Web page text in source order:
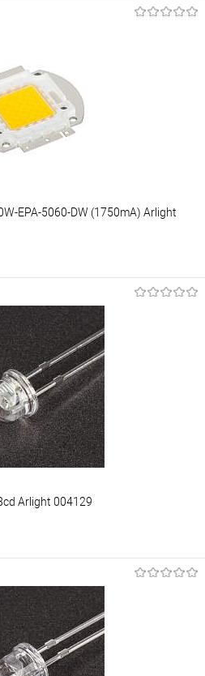
менеджера
EPA-5060-DW (1750mA) Arlight
В корзину
Уточняйте наличие у
менеджера
Arlight 004129
В корзину
Уточняйте наличие у
менеджера